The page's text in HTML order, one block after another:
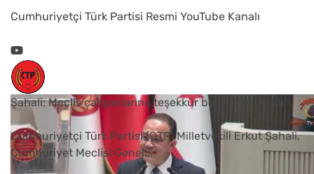
Cumhuriyetçi Türk Partisi Resmi YouTube Kanalı
Şahali: Meclis çalışanlarına teşekkür borcumuz vardır
Cumhuriyetçi Türk Partisi (CTP) Milletvekili Erkut Şahali,
Cumhuriyet Meclisi Genel...